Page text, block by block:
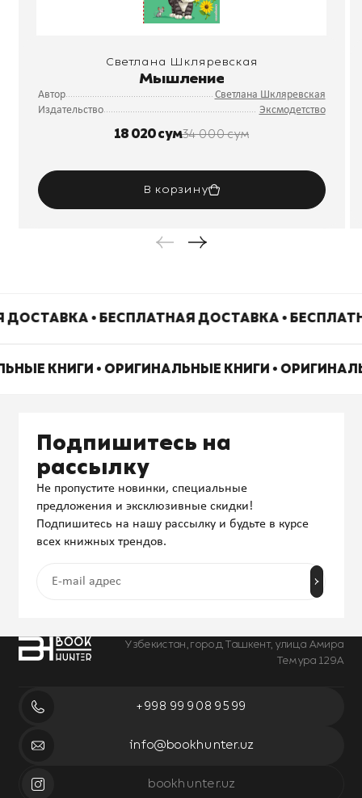
Светлана Шкляревская
Мышление
Автор
Светлана Шкляревская
Издательство
Эксмодетство
18 020 сум34 000 сум
В корзину
ДОСТАВКА • БЕСПЛАТНАЯ ДОСТАВКА •
КНИГИ • ОРИГИНАЛЬНЫЕ КНИГИ •
Узбекистан, город Ташкент, улица Амира
Темура 129А
+998 99 908 95 99
info@bookhunter.uz
bookhunter.uz
Подпишитесь на
рассылку
Не пропустите новинки, специальные
предложения и эксклюзивные скидки!
Подпишитесь на нашу рассылку и будьте в курсе
всех книжных трендов.